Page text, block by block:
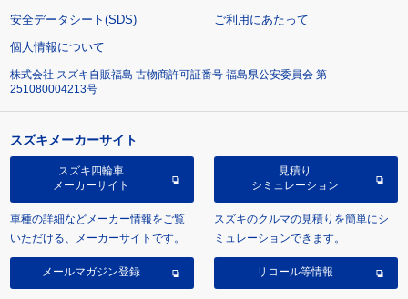
安全データシート(SDS)
ご利用にあたって
個人情報について
株式会社 スズキ自販福島 古物商許可証番号 福島県公安委員会 第
251080004213号
スズキメーカーサイト
スズキ四輪車
メーカーサイト
車種の詳細などメーカー情報をご覧
いただける、メーカーサイトです。
見積り
シミュレーション
スズキのクルマの見積りを簡単にシ
ミュレーションできます。
メールマガジン登録 リコール等情報